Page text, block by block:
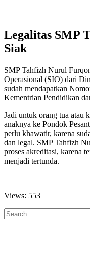
Legalitas SMP
Siak
SMP Tahfizh Nurul
Operasional (SIO) dari
sudah mendapatkan
Kementrian Pendidikan
Jadi untuk orang tua atau
anaknya ke Pondok
perlu khawatir, karena
dan legal. SMP Tahfizh
proses akreditasi, karena
menjadi tertunda.
Views: 553